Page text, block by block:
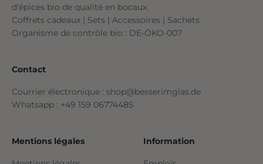
d'épices bio de qualité en bocaux.
Coffrets cadeaux | Sets | Accessoires | Sachets
Organisme de contrôle bio : DE-ÖKO-007
Contact
Courrier électronique : shop@besserimglas.de
Whatsapp : +49 159 06774485
Mentions légales Information